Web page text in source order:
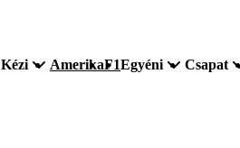
Kézi AmerikaF1Egyéni Csapat